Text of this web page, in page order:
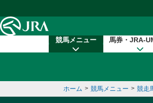
競馬メニュー 馬券・JRA-
ホーム > 競馬メニュー > 競走